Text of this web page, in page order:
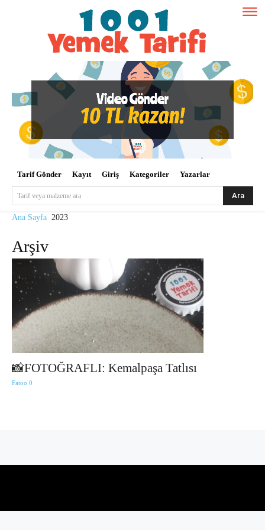
Tarif Gönder Kayıt Giriş Kategoriler Yazarlar
Tarif veya malzeme ara Ara
Ana Sayfa 2023
Arşiv
📸FOTOĞRAFLI: Kemalpaşa Tatlısı
Fatoo 0